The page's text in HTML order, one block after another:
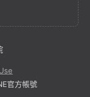
官方帳號